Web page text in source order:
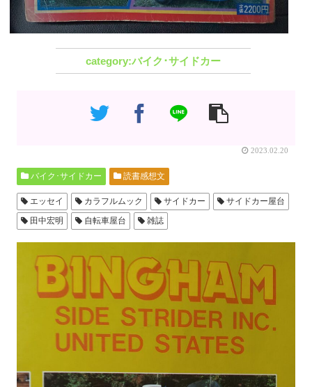
バイク･サイドカー
2023.02.20
バイク･サイドカー 読書感想文
エッセイ カラフルムック サイドカー
サイドカー屋台
田中宏明
自転車屋台 雑誌